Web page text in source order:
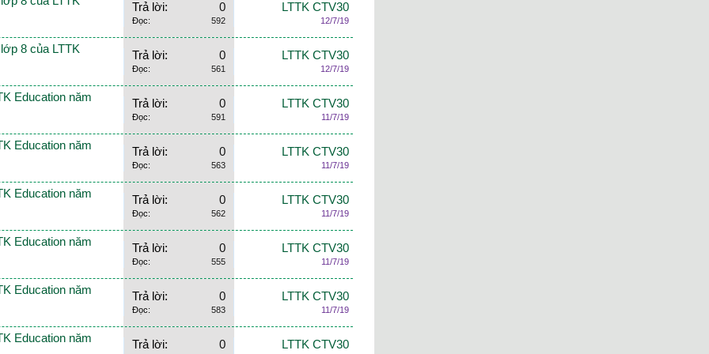
Trả lời: 0
Đọc: 592
LTTK CTV30
12/7/19
8 của LTTK Trả lời: 0
Đọc: 561
LTTK CTV30
12/7/19
Education năm Trả lời: 0
Đọc: 591
LTTK CTV30
11/7/19
Education năm Trả lời: 0
Đọc: 563
LTTK CTV30
11/7/19
Education năm Trả lời: 0
Đọc: 562
LTTK CTV30
11/7/19
Education năm Trả lời: 0
Đọc: 555
LTTK CTV30
11/7/19
Education năm Trả lời: 0
Đọc: 583
LTTK CTV30
11/7/19
Education năm Trả lời: 0 LTTK CTV30